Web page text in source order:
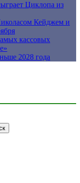
Циклопа из
Кейджем и
кассовых
2028 года